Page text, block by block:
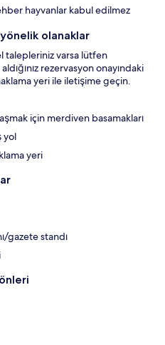
hayvanlar kabul edilmez
olanaklar
talepleriniz varsa lütfen
rezervasyon onayındaki
yeri ile iletişime geçin.
için merdiven basamakları
yol
yeri
gazete standı